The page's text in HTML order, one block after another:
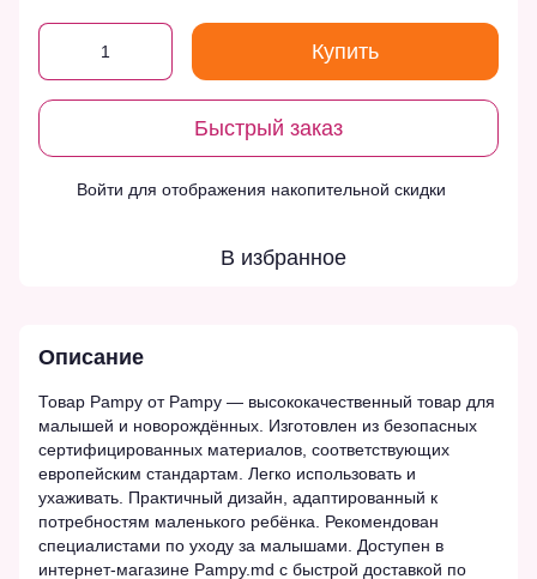
Купить
Быстрый заказ
Войти для отображения накопительной скидки
В избранное
Описание
Товар Pampy от Pampy — высококачественный товар для
малышей и новорождённых. Изготовлен из безопасных
сертифицированных материалов, соответствующих
европейским стандартам. Легко использовать и
ухаживать. Практичный дизайн, адаптированный к
потребностям маленького ребёнка. Рекомендован
специалистами по уходу за малышами. Доступен в
интернет-магазине Pampy.md с быстрой доставкой по